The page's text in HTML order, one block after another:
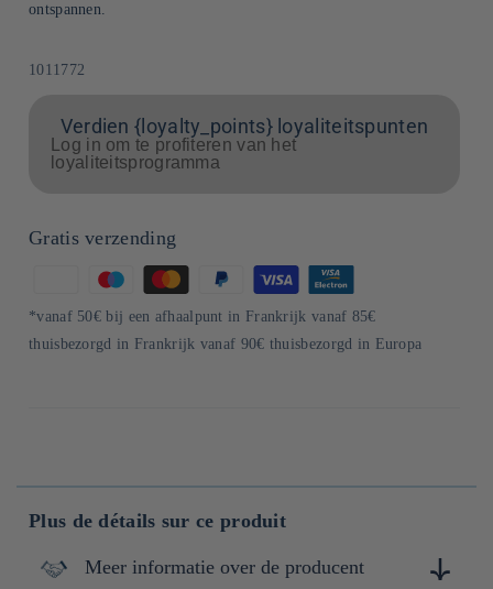
ontspannen.
SKU:
1011772
Verdien {loyalty_points} loyaliteitspunten
Log in om te profiteren van het
loyaliteitsprogramma
Gratis verzending
Betaalmethoden
*vanaf 50€ bij een afhaalpunt in Frankrijk vanaf 85€
thuisbezorgd in Frankrijk vanaf 90€ thuisbezorgd in Europa
Plus de détails sur ce produit
Meer informatie over de producent